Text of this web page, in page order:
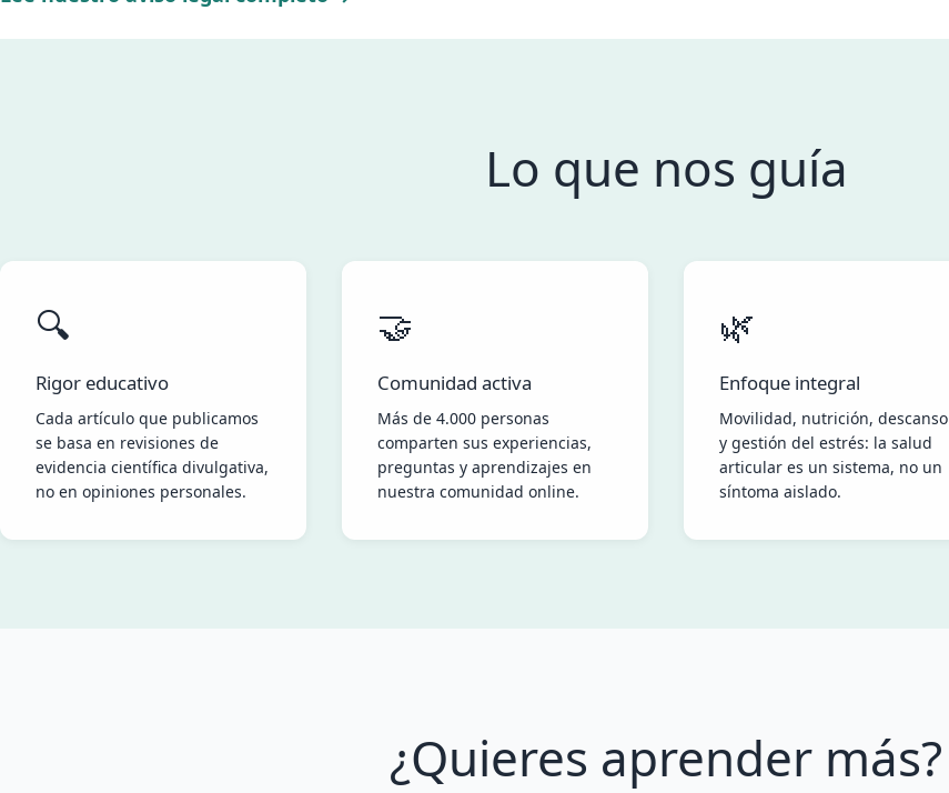
Lo que nos guía
🔍
Rigor educativo
Cada artículo que publicamos
se basa en revisiones de
evidencia científica divulgativa,
no en opiniones personales.
🤝
Comunidad activa
Más de 4.000 personas
comparten sus experiencias,
preguntas y aprendizajes en
nuestra comunidad online.
🌿
Enfoque integral
Movilidad, nutrición, descanso
y gestión del estrés: la salud
articular es un sistema, no un
síntoma aislado.
¿Quieres aprender más?